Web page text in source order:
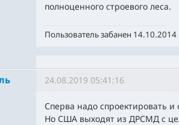
полноценного строевого леса.
Пользователь забанен 14.10.2014
24.08.2019 05:41:16
Сперва надо спроектировать и
Но США выходят из ДРСМД с